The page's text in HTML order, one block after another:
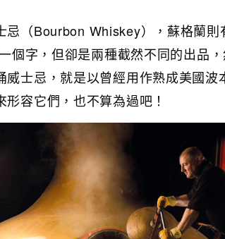
忌（Bourbon Whiskey），蘇格蘭
個字，但卻是兩種截然不同的出品
士忌，就是以曾經用作熟成美國波
容它們，也不算為過吧！